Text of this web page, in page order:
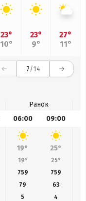
23°
10°
23°
9°
27°
11°
7/14
Ранок
06:00 09:00
19° 25°
19° 25°
759 759
79 63
5
4